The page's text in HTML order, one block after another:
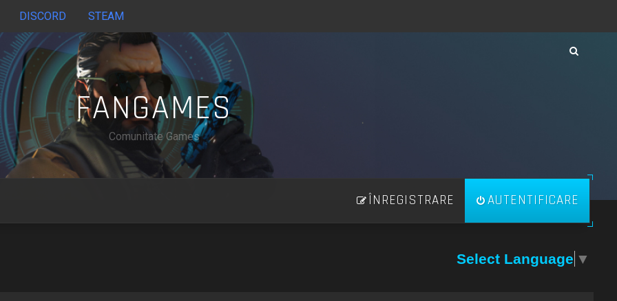
DISCORD STEAM
FANGAMES
Comunitate Games
AUTENTIFICARE
ÎNREGISTRARE
Select Language ▼